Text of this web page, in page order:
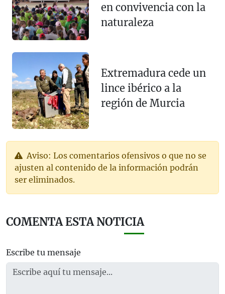
en convivencia con la
naturaleza
Extremadura cede un
lince ibérico a la
región de Murcia
Aviso: Los comentarios ofensivos o que no se
ajusten al contenido de la información podrán
ser eliminados.
COMENTA ESTA NOTICIA
Escribe tu mensaje